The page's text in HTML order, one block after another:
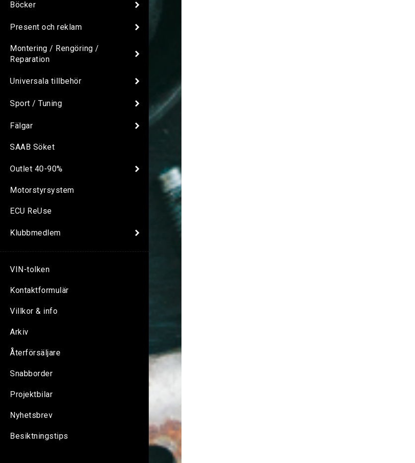
Böcker
Present och reklam
Montering / Rengöring /
Reparation
Universala tillbehör
Sport / Tuning
Fälgar
SAAB Söket
Outlet 40-90%
Motorstyrsystem
ECU ReUse
Klubbmedlem
VIN-tolken
Kontaktformulär
Villkor & info
Arkiv
Återförsäljare
Snabborder
Projektbilar
Nyhetsbrev
Besiktningstips